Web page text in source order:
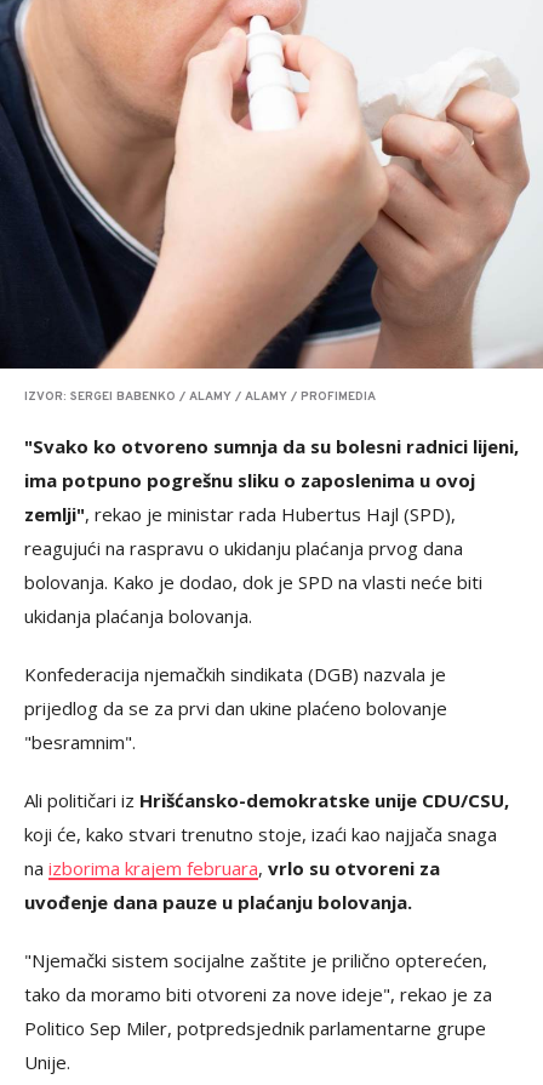
IZVOR: SERGEI BABENKO / ALAMY / ALAMY / PROFIMEDIA
"Svako ko otvoreno sumnja da su bolesni radnici lijeni,
ima potpuno pogrešnu sliku o zaposlenima u ovoj
zemlji", rekao je ministar rada Hubertus Hajl (SPD),
reagujući na raspravu o ukidanju plaćanja prvog dana
bolovanja. Kako je dodao, dok je SPD na vlasti neće biti
ukidanja plaćanja bolovanja.
Konfederacija njemačkih sindikata (DGB) nazvala je
prijedlog da se za prvi dan ukine plaćeno bolovanje
"besramnim".
Ali političari iz Hrišćansko-demokratske unije CDU/CSU,
koji će, kako stvari trenutno stoje, izaći kao najjača snaga
na izborima krajem februara, vrlo su otvoreni za
uvođenje dana pauze u plaćanju bolovanja.
"Njemački sistem socijalne zaštite je prilično opterećen,
tako da moramo biti otvoreni za nove ideje", rekao je za
Politico Sep Miler, potpredsjednik parlamentarne grupe
Unije.